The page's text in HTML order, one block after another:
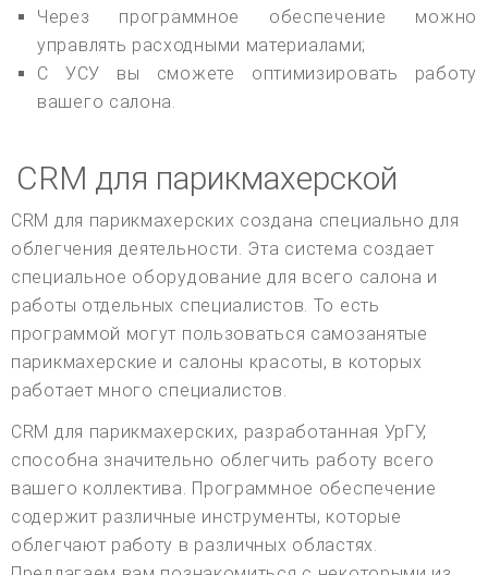
Через программное обеспечение можно
управлять расходными материалами;
С УСУ вы сможете оптимизировать работу
вашего салона.
CRM для парикмахерской
CRM для парикмахерских создана специально для
облегчения деятельности. Эта система создает
специальное оборудование для всего салона и
работы отдельных специалистов. То есть
программой могут пользоваться самозанятые
парикмахерские и салоны красоты, в которых
работает много специалистов.
CRM для парикмахерских, разработанная УрГУ,
способна значительно облегчить работу всего
вашего коллектива. Программное обеспечение
содержит различные инструменты, которые
облегчают работу в различных областях.